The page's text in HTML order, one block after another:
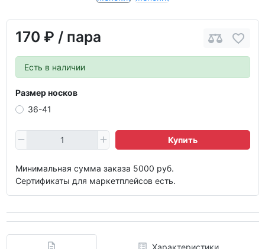
170 ₽ / пара
Есть в наличии
Размер носков
36-41
Купить
Минимальная сумма заказа 5000 руб.
Сертификаты для маркетплейсов есть.
Характеристики